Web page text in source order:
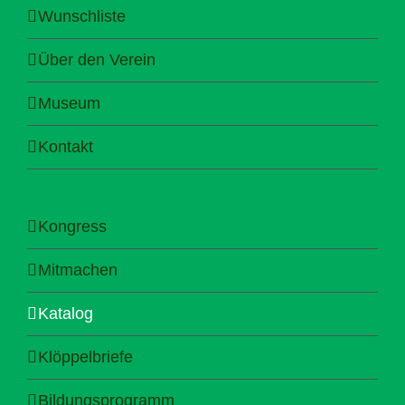
Wunschliste
Über den Verein
Museum
Kontakt
Kongress
Mitmachen
Katalog
Klöppelbriefe
Bildungsprogramm